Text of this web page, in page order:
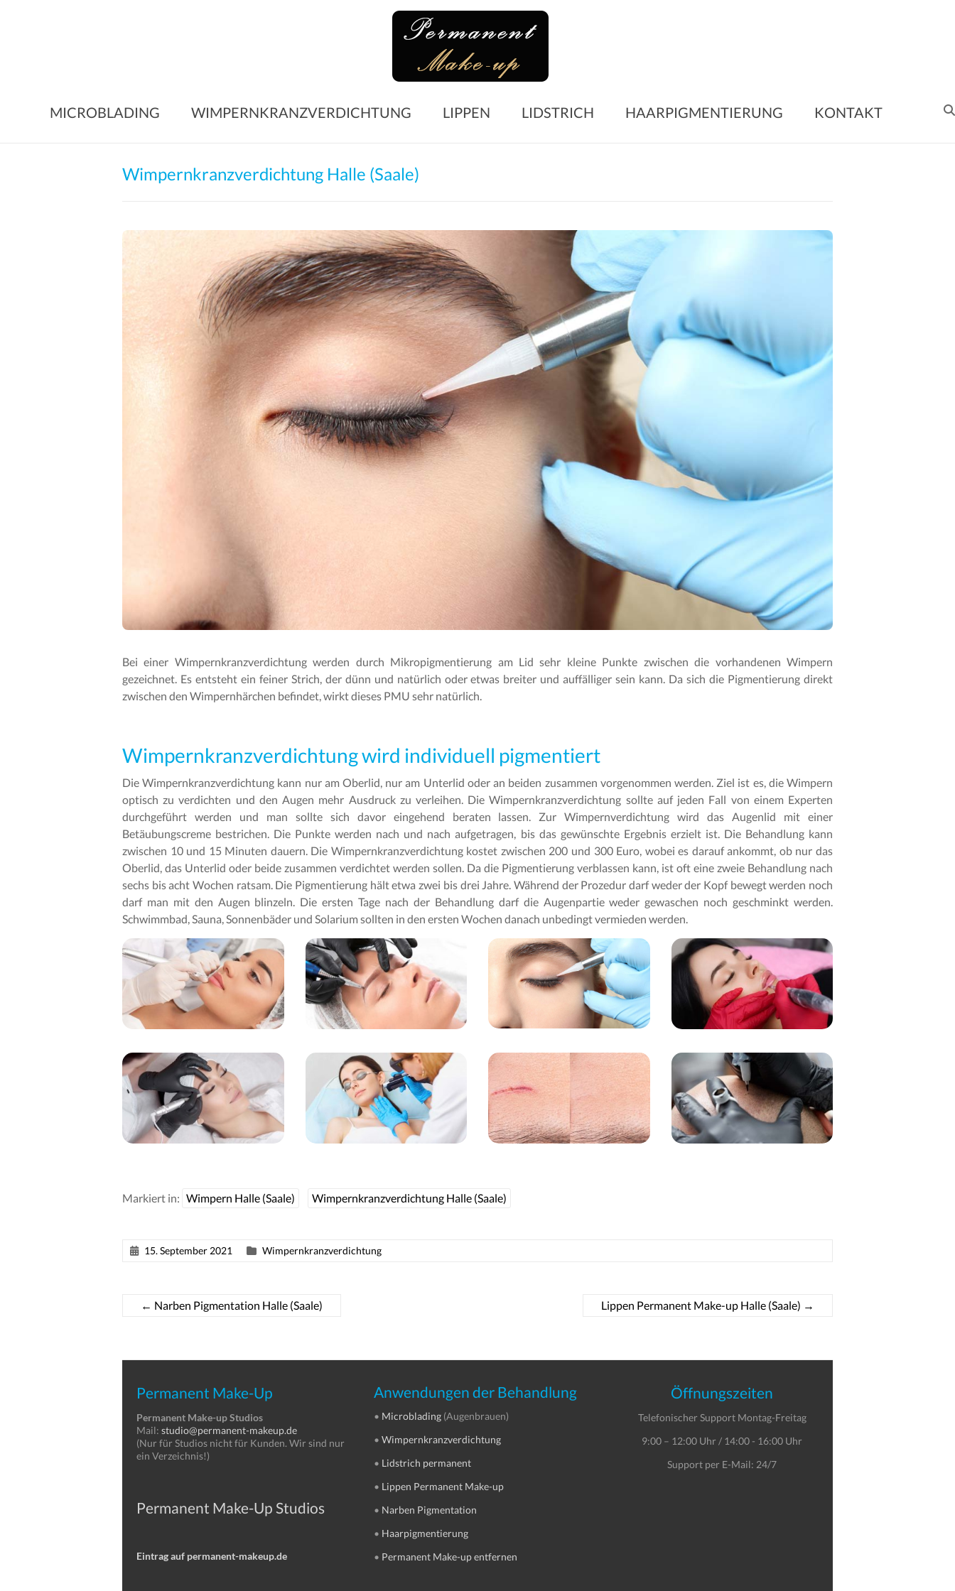
Microblading
Wimpern
MICROBLADING WIMPERNKRANZVERDICHTUNG LIPPEN LIDSTRICH HAARPIGMENTIERUNG KONTAKT
Wimpernkranzverdichtung Halle (Saale)
Bei einer Wimpernkranzverdichtung werden durch Mikropigmentierung am Lid sehr kleine Punkte zwischen die vorhandenen Wimpern
gezeichnet. Es entsteht ein feiner Strich, der dünn und natürlich oder etwas breiter und auffälliger sein kann. Da sich die Pigmentierung direkt
zwischen den Wimpernhärchen befindet, wirkt dieses PMU sehr natürlich.
Wimpernkranzverdichtung wird individuell pigmentiert
Die Wimpernkranzverdichtung kann nur am Oberlid, nur am Unterlid oder an beiden zusammen vorgenommen werden. Ziel ist es, die Wimpern
optisch zu verdichten und den Augen mehr Ausdruck zu verleihen. Die Wimpernkranzverdichtung sollte auf jeden Fall von einem Experten
durchgeführt werden und man sollte sich davor eingehend beraten lassen. Zur Wimpernverdichtung wird das Augenlid mit einer
Betäubungscreme bestrichen. Die Punkte werden nach und nach aufgetragen, bis das gewünschte Ergebnis erzielt ist. Die Behandlung kann
zwischen 10 und 15 Minuten dauern. Die Wimpernkranzverdichtung kostet zwischen 200 und 300 Euro, wobei es darauf ankommt, ob nur das
Oberlid, das Unterlid oder beide zusammen verdichtet werden sollen. Da die Pigmentierung verblassen kann, ist oft eine zweie Behandlung nach
sechs bis acht Wochen ratsam. Die Pigmentierung hält etwa zwei bis drei Jahre. Während der Prozedur darf weder der Kopf bewegt werden noch
darf man mit den Augen blinzeln. Die ersten Tage nach der Behandlung darf die Augenpartie weder gewaschen noch geschminkt werden.
Schwimmbad, Sauna, Sonnenbäder und Solarium sollten in den ersten Wochen danach unbedingt vermieden werden.
Markiert in: Wimpern Halle (Saale) Wimpernkranzverdichtung Halle (Saale)
15. September 2021 Wimpernkranzverdichtung
← Narben Pigmentation Halle (Saale) Lippen Permanent Make-up Halle (Saale) →
Permanent Make-Up
Permanent Make-up Studios
Mail: studio@permanent-makeup.de
(Nur für Studios nicht für Kunden. Wir sind nur
ein Verzeichnis!)
Permanent Make-Up Studios
Eintrag auf permanent-makeup.de
Anwendungen der Behandlung
• Microblading (Augenbrauen)
•Wimpernkranzverdichtung
• Lidstrich permanent
• Lippen Permanent Make-up
• Narben Pigmentation
• Haarpigmentierung
• Permanent Make-up entfernen
Öffnungszeiten
Telefonischer Support Montag-Freitag
9:00 – 12:00 Uhr / 14:00 - 16:00 Uhr
Support per E-Mail: 24/7